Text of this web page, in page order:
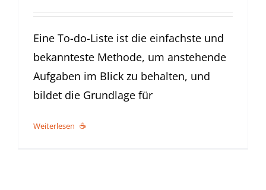
Eine To-do-Liste ist die einfachste und
bekannteste Methode, um anstehende
Aufgaben im Blick zu behalten, und
bildet die Grundlage für
Weiterlesen